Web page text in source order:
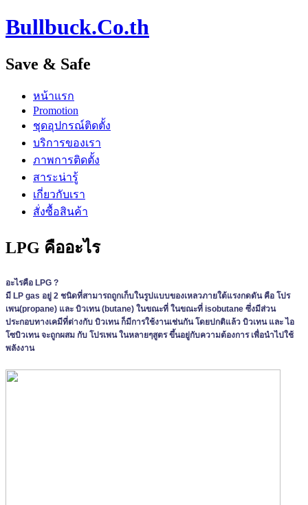
Bullbuck.Co.th
Save & Safe
หน้าแรก
Promotion
ชุดอุปกรณ์ติดตั้ง
บริการของเรา
ภาพการติดตั้ง
สาระน่ารู้
เกี่ยวกับเรา
สั่งซื้อสินค้า
LPG คืออะไร
อะไรคือ LPG ?
มี LP gas อยู่ 2 ชนิดที่สามารถถูกเก็บในรูปแบบของเหลวภายใต้แรงกดดัน คือ โปร
เพน(propane) และ บิวเทน (butane) ในขณะที่ ในขณะที่ isobutane ซึ่งมีส่วน
ประกอบทางเคมีที่ต่างกับ บิวเทน ก็มีการใช้งานเช่นกัน โดยปกติแล้ว บิวเทน และ ไอ
โซบิวเทน จะถูกผสม กับ โปรเพน ในหลายๆสูตร ขึ้นอยู่กับความต้องการ เพื่อนำไปใช้
พลังงาน